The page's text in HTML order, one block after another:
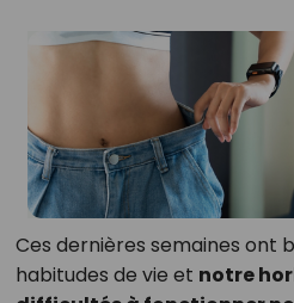
Ces dernières semaines ont
habitudes de vie et notre